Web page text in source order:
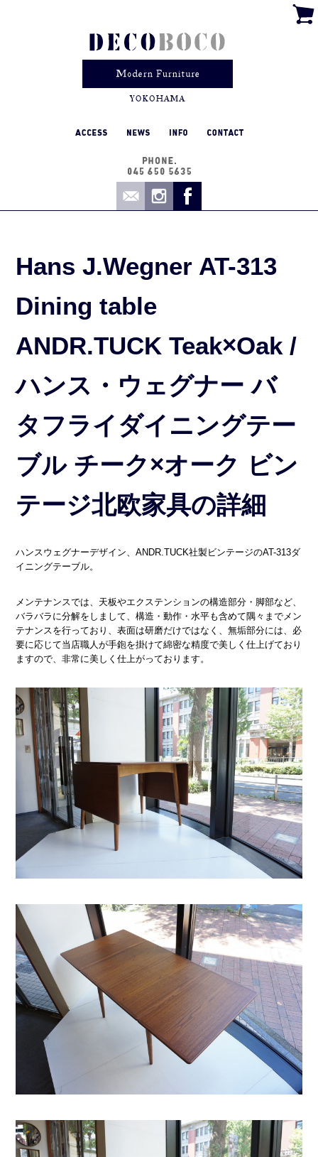
Hans J.Wegner AT-313
Dining table
ANDR.TUCK Teak×Oak /
ハンス・ウェグナー バ
タフライダイニングテー
ブル チーク×オーク ビン
テージ北欧家具の詳細
ハンスウェグナーデザイン、ANDR.TUCK社製ビンテージのAT-313ダ
イニングテーブル。
メンテナンスでは、天板やエクステンションの構造部分・脚部など、
バラバラに分解をしまして、構造・動作・水平も含めて隅々までメン
テナンスを行っており、表面は研磨だけではなく、無垢部分には、必
要に応じて当店職人が手鉋を掛けて綿密な精度で美しく仕上げており
ますので、非常に美しく仕上がっております。